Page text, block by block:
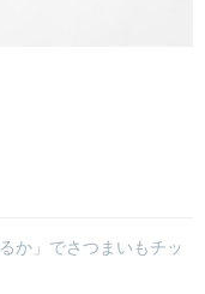
か」でさつまいもチッ